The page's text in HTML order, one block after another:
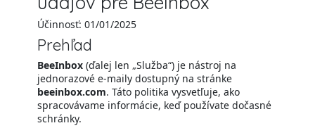
Účinnosť: 01/01/2025
Prehľad
BeeInbox(ďalej len „Služba“) je nástroj na
jednorazové e-maily dostupný na stránke
beeinbox.com. Táto politika vysvetľuje, ako
spracovávame informácie, keď používate dočasné
schránky.